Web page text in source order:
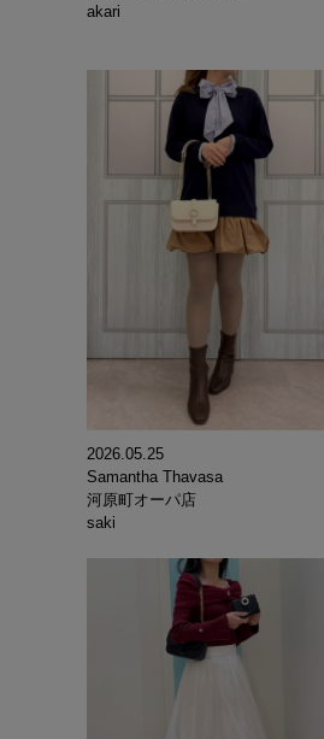
akari
2026.05.25
Samantha Thavasa
河原町オーパ店
saki